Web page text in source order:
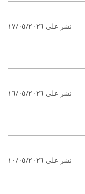
نشر على ١٧/٠٥/٢٠٢٦
نشر على ١٦/٠٥/٢٠٢٦
نشر على ١٠/٠٥/٢٠٢٦